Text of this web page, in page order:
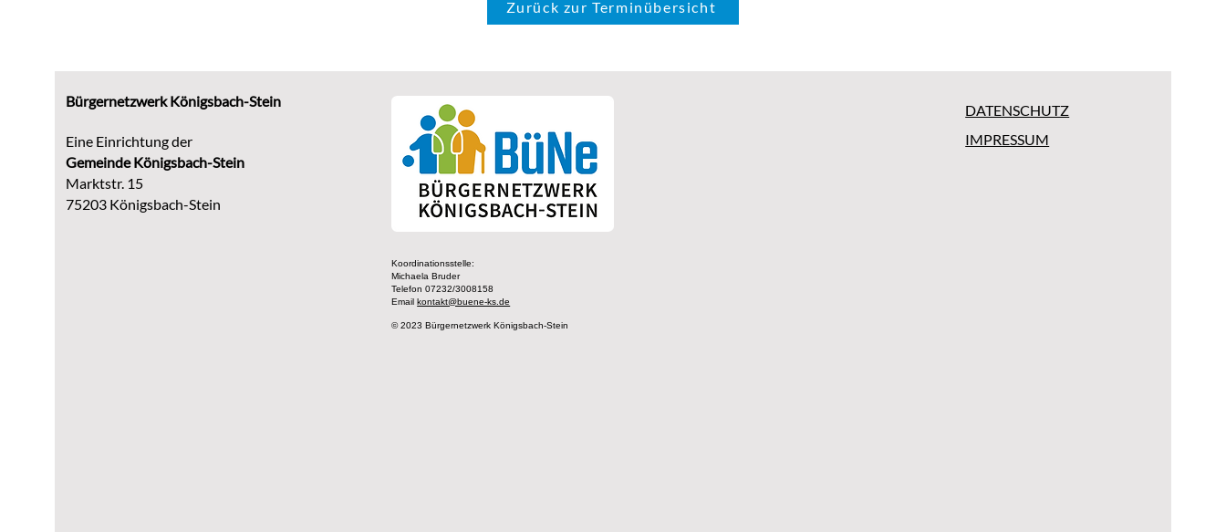
Zurück zur Terminübersicht
Bürgernetzwerk Königsbach-Stein
Eine Einrichtung der
Gemeinde Königsbach-Stein
Marktstr. 15
75203 Königsbach-Stein
Koordinationsstelle:
Michaela Bruder
Telefon 07232/3008158
Email kontakt@buene-ks.de
© 2023 Bürgernetzwerk Königsbach-Stein
DATENSCHUTZ
IMPRESSUM